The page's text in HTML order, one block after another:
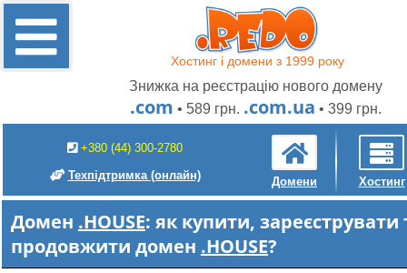
Хостинг і домени з 1999 року
Знижка на реєстрацію нового домену
.com • 589 грн. .com.ua • 399 грн.
+380 (44) 300-2780
Техпідтримка (онлайн) Домени Хостинг
Домен .HOUSE: як купити, зареєструвати
продовжити домен .HOUSE?